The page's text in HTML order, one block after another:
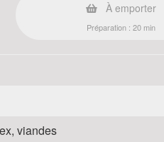
À emporter
Préparation : 20 min
viandes